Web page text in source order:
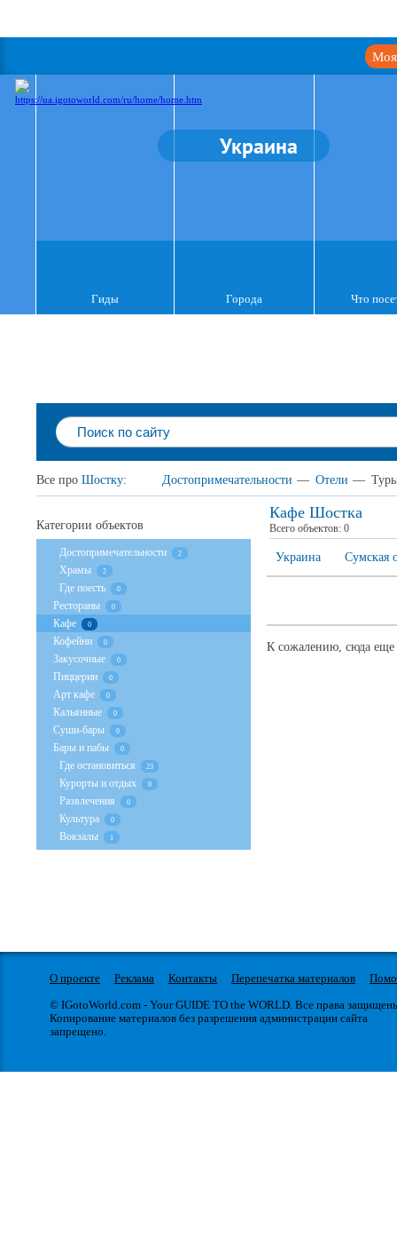
Моя
Украина
Гиды Города Что
Все про Шостку: Достопримечательности — Отели —
Кафе Шостка
Всего объектов: 0
Украина Сумская
К сожалению, сюда еще
Категории объектов
Достопримечательности 2
Храмы 2
Где поесть 0
Рестораны 0
Кафе 0
Кофейни 0
Закусочные 0
Пиццерии 0
Арт кафе 0
Кальянные 0
Суши-бары 0
Бары и пабы 0
Где остановиться 23
Курорты и отдых 0
Развлечения 0
Культура 0
Вокзалы 1
О проекте Реклама Контакты Перепечатка материалов
© IGotoWorld.com - Your GUIDE TO the WORLD. Все права
Копирование материалов без разрешения администрации сайта
запрещено.